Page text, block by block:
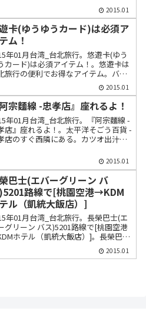
借りられる。空調は完璧なほど快適。
も安全安心。
2015.01
卡(ゆうゆうカード)は必須ア
ム！
年01月台湾_台北旅行。悠遊卡(ゆう
カード)は必須アイテム！。悠遊卡は
旅行の便利でお得なアイテム。バス
台北MRTの電車も乗り降りでかざすだ
。運賃20%の割引。貸与式の場合は保
100元が5年以上の使用で返却され
2015.01
阿宗麵線 -忠孝店』座れるよ！
年01月台湾_台北旅行。『阿宗麵線 -
店』座れるよ！。太平洋そごう百貨 -
店のすぐ西隣にある。カツオ出汁の
ったところで椅子とテーブルがあり非
衛生的で落ち着ける。
2015.01
巴士(エバーグリーン バ
路線で[桃園空港→KDM
ル（凱統大飯店）]
年01月台湾_台北旅行。長榮巴士(エ
グリーン バス)5201路線で[桃園空港
ホテル（凱統大飯店）]。長榮巴士
バーグリーンバス)5201を利用。大人
元。乗車時間約1時間。発車時間は20
2015.01